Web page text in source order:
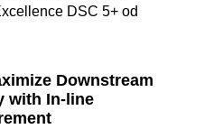
DSC 5+ od
Downstream
with In-line